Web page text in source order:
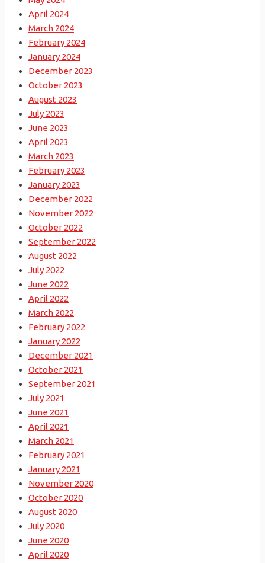
April 2024
March 2024
February 2024
January 2024
December 2023
October 2023
August 2023
July 2023
June 2023
April 2023
March 2023
February 2023
January 2023
December 2022
November 2022
October 2022
September 2022
August 2022
July 2022
June 2022
April 2022
March 2022
February 2022
January 2022
December 2021
October 2021
September 2021
July 2021
June 2021
April 2021
March 2021
February 2021
January 2021
November 2020
October 2020
August 2020
July 2020
June 2020
April 2020